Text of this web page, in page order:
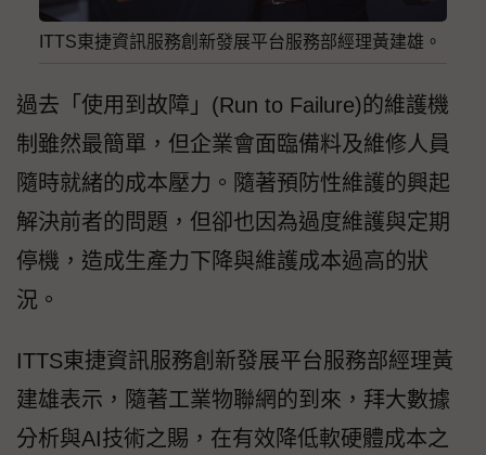
ITTS東捷資訊服務創新發展平台服務部經理黃建雄。
過去「使用到故障」(Run to Failure)的維護機
制雖然最簡單，但企業會面臨備料及維修人員
隨時就緒的成本壓力。隨著預防性維護的興起
解決前者的問題，但卻也因為過度維護與定期
停機，造成生產力下降與維護成本過高的狀
況。
ITTS東捷資訊服務創新發展平台服務部經理黃
建雄表示，隨著工業物聯網的到來，拜大數據
分析與AI技術之賜，在有效降低軟硬體成本之